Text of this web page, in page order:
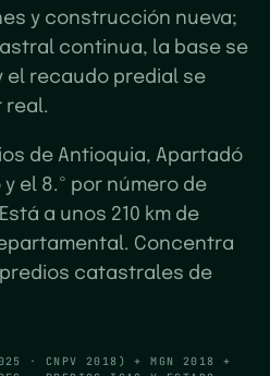
y construcción nueva;
continua, la base se
el recaudo predial se
real.
de Antioquia, Apartadó
el 8.º por número de
a unos 210 km de
Concentra
predios catastrales de
· CNPV 2018) + MGN 2018 +